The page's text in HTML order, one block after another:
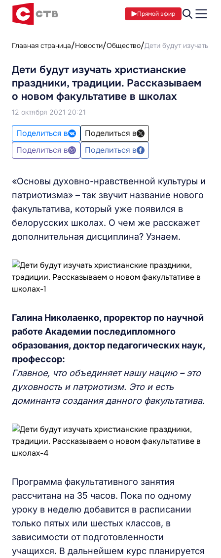
Прямой эфир
Главная страница Новости Общество Дети будут изучать
Дети будут изучать христианские
праздники, традиции. Рассказываем
о новом факультативе в школах
12 октября 2021 20:21
Поделиться в
Поделиться в
Поделиться в
Поделиться в
«Основы духовно-нравственной культуры и
патриотизма» – так звучит название нового
факультатива, который уже появился в
белорусских школах. О чем же расскажет
дополнительная дисциплина? Узнаем.
Галина Николаенко, проректор по научной
работе Академии последипломного
образования, доктор педагогических наук,
профессор:
Главное, что объединяет нашу нацию –это
духовность и патриотизм. Это и есть
доминанта создания данного факультатива.
Программа факультативного занятия
рассчитана на 35 часов. Пока по одному
уроку в неделю добавится в расписании
только пятых или шестых классов, в
зависимости от подготовленности
учащихся. В дальнейшем курс планируется